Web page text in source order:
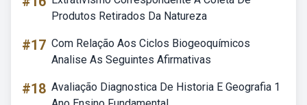
Produtos Retirados Da Natureza
#17 Com Relação Aos Ciclos Biogeoquímicos
Analise As Seguintes Afirmativas
#18 Avaliação Diagnostica De Historia E Geografia 1